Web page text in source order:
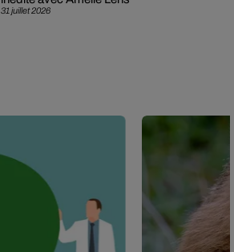
31 juillet 2026